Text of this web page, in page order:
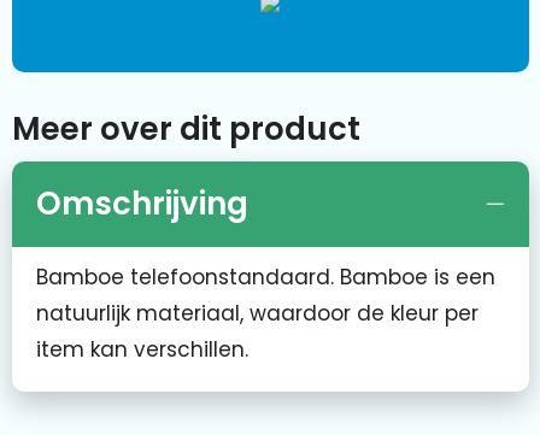
Meer over dit product
Omschrijving
Bamboe telefoonstandaard. Bamboe is een
natuurlijk materiaal, waardoor de kleur per
item kan verschillen.